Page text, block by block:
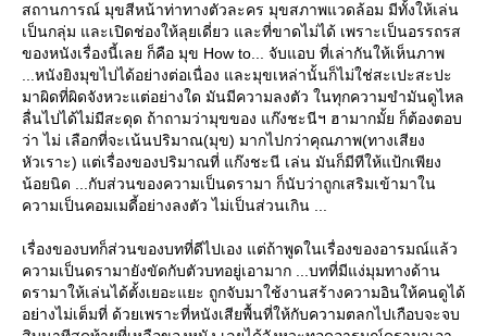
สถานการณ์ มุขสีหน้าท่าทางตัวละคร มุขสภาพแวดล้อม มีทั้งให้เล่น
เป็นกลุ่ม และเปิดช่องให้ลุยเดี่ยว และที่ขาดไม่ได้ เพราะเป็นอรรถรส
ของหนังเรื่องนี้เลย ก็คือ มุข How to... จับแอบ ที่เล่ากันให้เห็นภาพ
...หนังยิงมุขไปได้อย่างต่อเนื่อง และมุขเหล่านั้นก็ไม่ใช่สะเปะสะปะ
มาผิดที่ผิดจังหวะแต่อย่างใด มันมีความลงตัว ในทุกความขำมันดูไหล
ลื่นไปได้ไม่มีสะดุด ถ้าถามว่ามุขของ แก๊งชะนีฯ ฮามากมั้ย ก็ต้องตอบ
ว่า ไม่ เลือกที่จะเน้นปริมาณ(มุข) มากไปกว่าคุณภาพ(ทางเสียง
หัวเราะ) แต่เรื่องของปริมาณที่ แก๊งชะนี เล่น มันก็มีทีให้แป้กเพียง
น้อยนิด ...กับส่วนของความเป็นดรามา ก็นับว่าถูกเสริมเข้ามาใน
ความเป็นคอมเมดี้อย่างลงตัว ไม่เป็นส่วนเกิน ...
เรื่องของบทก็ส่วนของบทที่ดีไปเอง แต่ถ้าพูดในเรื่องของอารมณ์แล้ว
ความเป็นดรามายังขัดกับตัวบทอยู่เอามาก ...บทที่มีแง่มุมทางด้าน
ดรามาให้เล่นได้ตั้งเยอะแยะ ถูกจับมาใช้งานสร้างความอินให้คนดูได้
อย่างไม่เต็มที่ ด้วยเพราะที่หนังเสียพื้นที่ให้กับความตลกไปเกือบจะจบ